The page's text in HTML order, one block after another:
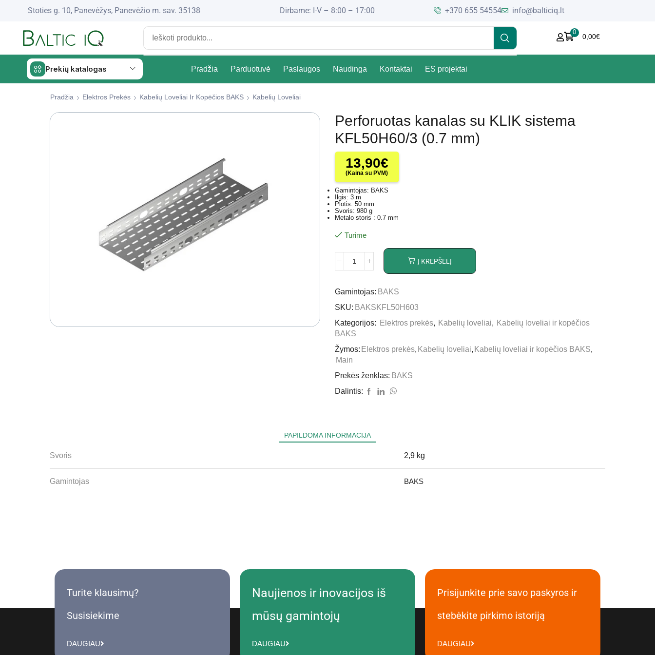
Stoties g. 10, Panevėžys, Panevėžio m. sav. 35138 Dirbame: I-V – 8:00 – 17:00 +370 655 54554 info@balticiq.lt
0
0,00€
Prekių katalogas Pradžia Parduotuvė Paslaugos Naudinga Kontaktai ES projektai
Pradžia Elektros Prekės Kabelių Loveliai Ir Kopėčios BAKS Kabelių Loveliai
Perforuotas kanalas su KLIK sistema
KFL50H60/3 (0.7 mm)
13,90€
(Kaina su PVM)
Gamintojas: BAKS
Ilgis: 3 m
Plotis: 50 mm
Svoris: 980 g
Metalo storis : 0.7 mm
Turime
Į KREPŠELĮ
Gamintojas: BAKS
SKU: BAKSKFL50H603
Kategorijos:
Elektros prekės, Kabelių loveliai, Kabelių loveliai ir kopėčios
BAKS
Žymos: Elektros prekės, Kabelių loveliai, Kabelių loveliai ir kopėčios BAKS,
Main
Prekės ženklas: BAKS
Dalintis:
PAPILDOMA INFORMACIJA
Svoris 2,9 kg
Gamintojas BAKS
Turite klausimų?
Susisiekime
DAUGIAU
Naujienos ir inovacijos iš
mūsų gamintojų
DAUGIAU
Prisijunkite prie savo paskyros ir
stebėkite pirkimo istoriją
DAUGIAU